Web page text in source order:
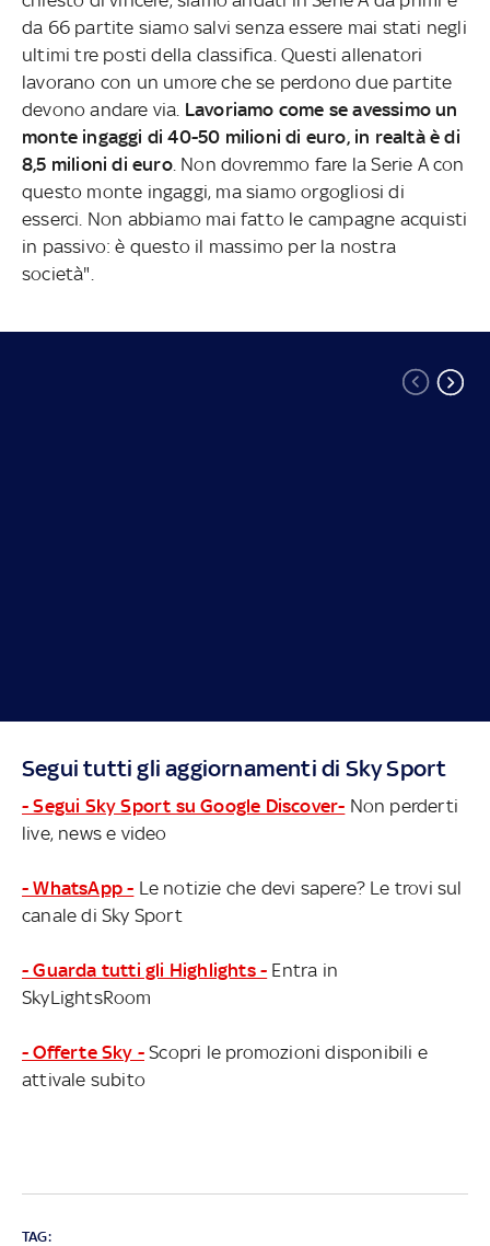
da 66 partite siamo salvi senza essere mai stati negli
ultimi tre posti della classifica. Questi allenatori
lavorano con un umore che se perdono due partite
devono andare via. Lavoriamo come se avessimo un
monte ingaggi di 40-50 milioni di euro, in realtà è di
8,5 milioni di euro. Non dovremmo fare la Serie A con
questo monte ingaggi, ma siamo orgogliosi di
esserci. Non abbiamo mai fatto le campagne acquisti
in passivo: è questo il massimo per la nostra
società".
Segui tutti gli aggiornamenti di Sky Sport
- Segui Sky Sport su Google Discover- Non perderti
live, news e video
- WhatsApp - Le notizie che devi sapere? Le trovi sul
canale di Sky Sport
- Guarda tutti gli Highlights - Entra in
SkyLightsRoom
- Offerte Sky - Scopri le promozioni disponibili e
attivale subito
TAG: